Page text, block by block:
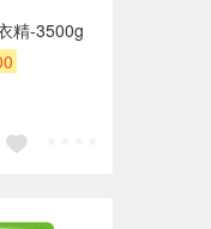
精-3500g